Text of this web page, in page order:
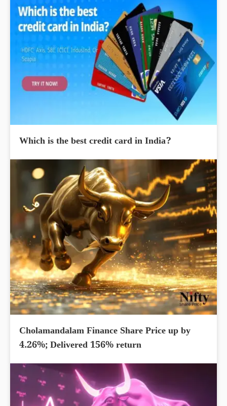
Which is the best credit card in India?
Cholamandalam Finance Share Price up by
4.26%; Delivered 156% return